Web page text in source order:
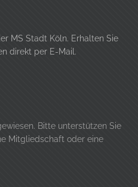
MS Stadt Köln. Erhalten Sie
direkt per E-Mail.
Bitte unterstützen Sie
Mitgliedschaft oder eine